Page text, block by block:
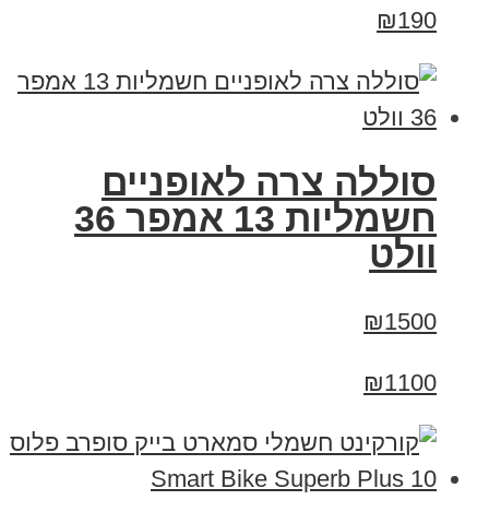
₪190
סוללה צרה לאופניים
חשמליות 13 אמפר 36
וולט
₪1500
₪1100